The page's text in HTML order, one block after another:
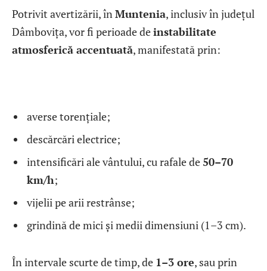
Potrivit avertizării, în Muntenia, inclusiv în județul
Dâmbovița, vor fi perioade deinstabilitate
atmosferică accentuată, manifestată prin:
averse torențiale;
descărcări electrice;
intensificări ale vântului, cu rafale de50–70
km/h;
vijelii pe arii restrânse;
grindină de mici și medii dimensiuni (1–3 cm).
În intervale scurte de timp, de 1–3 ore, sau prin